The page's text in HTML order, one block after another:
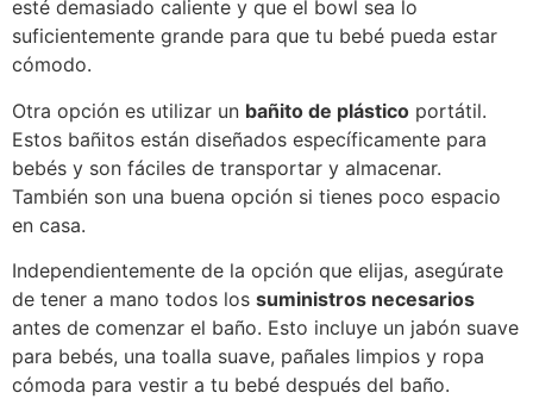
esté demasiado caliente y que el bowl sea lo
suficientemente grande para que tu bebé pueda estar
cómodo.
Otra opción es utilizar un bañito de plástico portátil.
Estos bañitos están diseñados específicamente para
bebés y son fáciles de transportar y almacenar.
También son una buena opción si tienes poco espacio
en casa.
Independientemente de la opción que elijas, asegúrate
de tener a mano todos los suministros necesarios
antes de comenzar el baño. Esto incluye un jabón suave
para bebés, una toalla suave, pañales limpios y ropa
cómoda para vestir a tu bebé después del baño.